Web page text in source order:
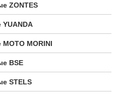
ZONTES
МОТО MORINI
BSE
STELS